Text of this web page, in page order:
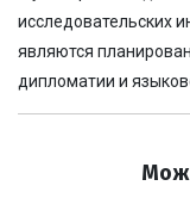
исследовательских
являются
дипломатии и